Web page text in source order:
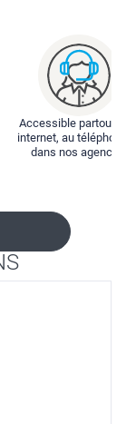
Accessible partout :
internet, au
dans nos